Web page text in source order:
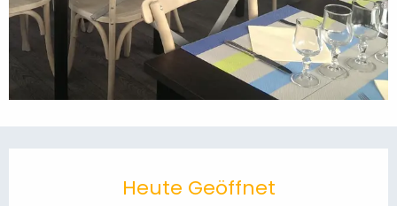
Heute Geöffnet